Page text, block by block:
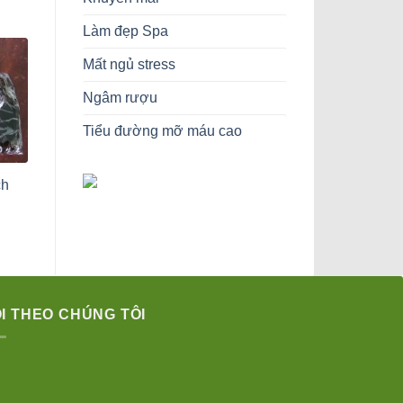
Làm đẹp Spa
Mất ngủ stress
Ngâm rượu
Tiểu đường mỡ máu cao
THEO CHÚNG TÔI